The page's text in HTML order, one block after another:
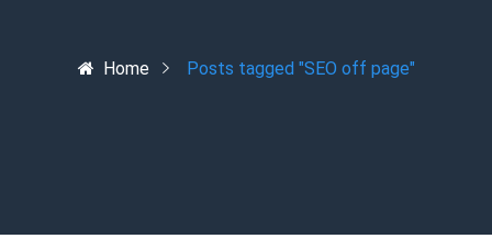
Home Posts tagged "SEO off page"